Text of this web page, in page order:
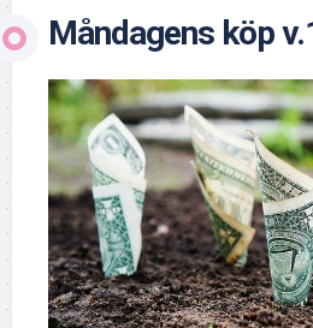
Måndagens köp